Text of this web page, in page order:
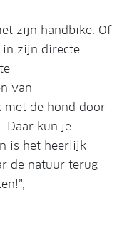
zijn handbike. Of
in zijn directe
van
met de hond door
Daar kun je
is het heerlijk
de natuur terug